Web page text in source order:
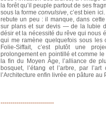
la forêt qu’il peuple partout de ses
sous la formeconvulsive , c’est bien
rebute un peu : il manque, dans
sur plans et sur devis — de la lubie
désir et la nécessité du rêve qui nous
qui me ramène quelquefois sous les
Folie-Siffait, c’est plutôt une
prolongement en pointillé et comme
la fin du Moyen Âge, l’alliance de
bosquet, l’étang et l’arbre, par
l’Architecture enfin livrée en pâture au
---------------------------